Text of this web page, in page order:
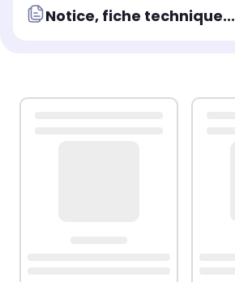
Notice, fiche technique...